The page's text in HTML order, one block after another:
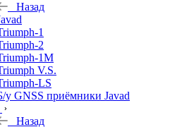
Назад
1
2
1M
V.S.
LS
у GNSS приёмники Javad
Назад